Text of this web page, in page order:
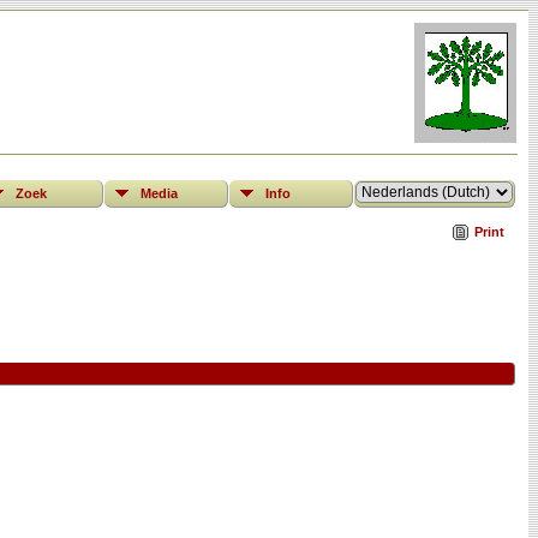
Zoek Media Info
Print